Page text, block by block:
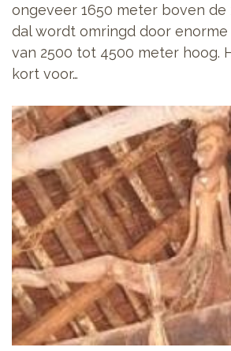
ongeveer 1650 meter boven de
dal wordt omringd door
van 2500 tot 4500 meter hoog.
kort voor…